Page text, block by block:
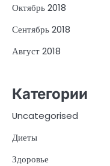
Октябрь 2018
Сентябрь 2018
Август 2018
Категории
Uncategorised
Диеты
Здоровье